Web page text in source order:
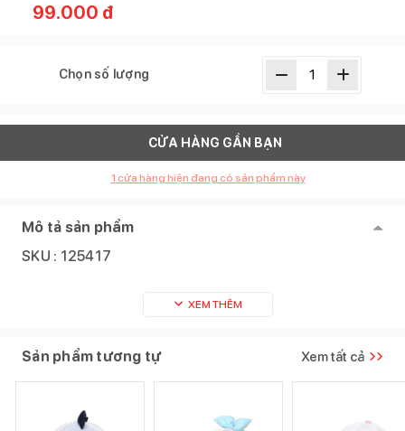
99.000 đ
Chọn số lượng
CỬA HÀNG GẦN BẠN
1 cửa hàng hiện đang có sản phẩm này
Mô tả sản phẩm
SKU : 125417
XEM THÊM
Sản phẩm tương tự Xem tất cả